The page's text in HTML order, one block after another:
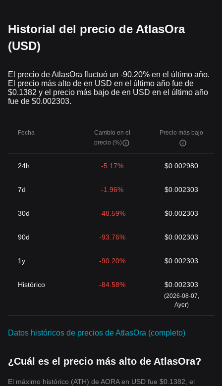
Historial del precio de AtlasOra
(USD)
El precio de AtlasOra fluctuó un -90.20% en el último año.
El precio más alto de en USD en el último año fue de
$0.1382 y el precio más bajo de en USD en el último año
fue de $0.002303.
Fecha
Cambio en el
precio (%)
Precio más bajo
24h -5.17% $0.002980
7d -1.96% $0.002303
30d -48.59% $0.002303
90d -93.76% $0.002303
1y -90.20% $0.002303
Histórico -84.58% $0.002303
(2026-08-07,
Ayer)
Datos históricos de precios de AtlasOra (completo)
¿Cuál es el precio más alto de AtlasOra?
El máximo histórico (ATH) de AORA en USD fue $0.1382, el